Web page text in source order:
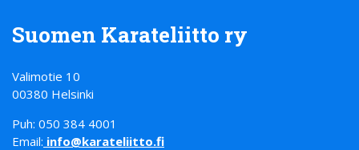
Suomen Karateliitto ry
Valimotie 10
00380 Helsinki
Puh: 050 384 4001
Email: info@karateliitto.fi